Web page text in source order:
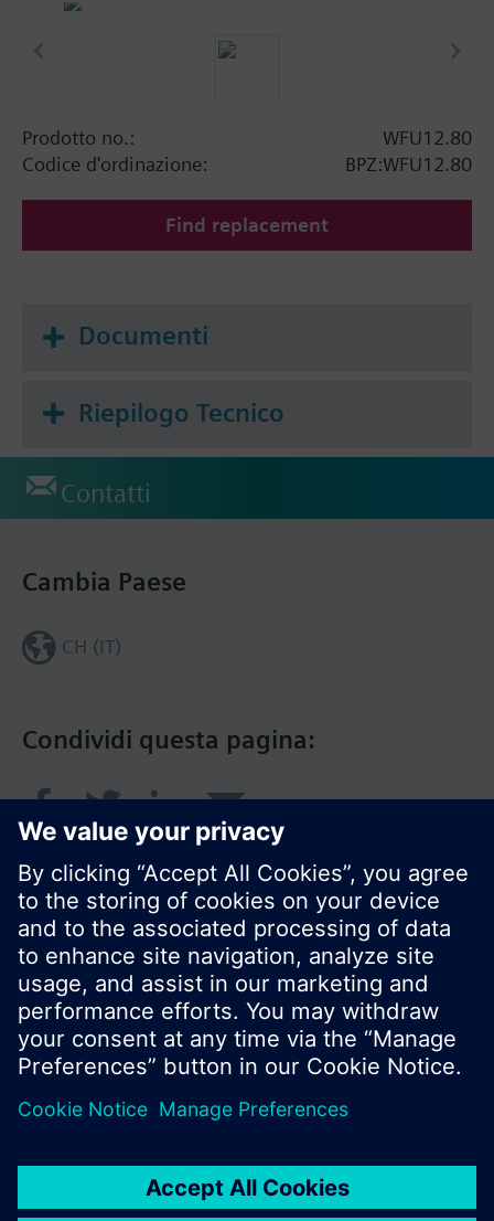
Montaggio verticale = classe B
portata nominale di 2,5 m³ /h, tipi WFK... per acqua
fredda e WFW... per acqua calda.
Prodotto no.:
WFU12.80
Codice d'ordinazione:
BPZ:WFU12.80
Find replacement
Documenti
Riepilogo Tecnico
Contatti
Condividi questa pagina:
Cambia Paese
CH (IT)
© Siemens Switzerland Ltd. 2018
I prodotti e i pressi possono variare a seconda del
Termini d'utilizzo